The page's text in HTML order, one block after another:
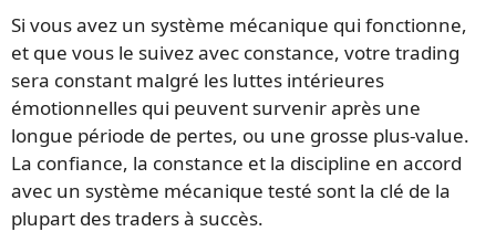
Si vous avez un système mécanique qui fonctionne,
et que vous le suivez avec constance, votre trading
sera constant malgré les luttes intérieures
émotionnelles qui peuvent survenir après une
longue période de pertes, ou une grosse plus-value.
La confiance, la constance et la discipline en accord
avec un système mécanique testé sont la clé de la
plupart des traders à succès.